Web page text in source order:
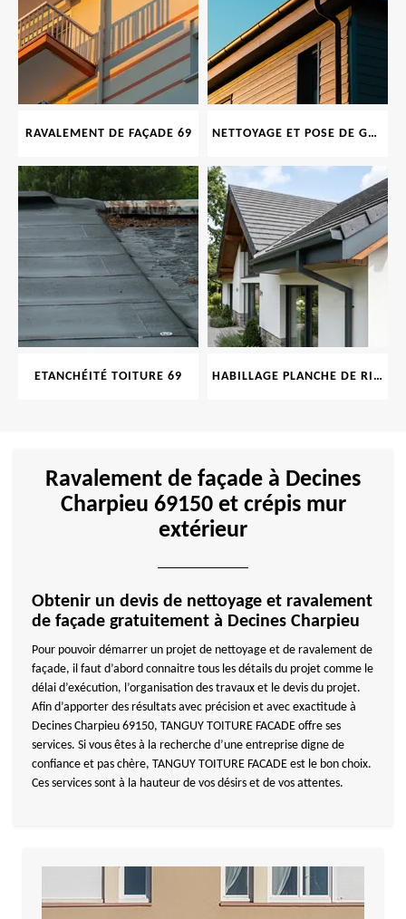
RAVALEMENT DE FAÇADE 69 NETTOYAGE ET POSE DE GOUTTIÈRE 69
ETANCHÉITÉ TOITURE 69 HABILLAGE PLANCHE DE RIVE 69
Ravalement de façade à Decines
Charpieu 69150 et crépis mur
extérieur
Obtenir un devis de nettoyage et ravalement
de façade gratuitement à Decines Charpieu
Pour pouvoir démarrer un projet de nettoyage et de ravalement de
façade, il faut d’abord connaitre tous les détails du projet comme le
délai d’exécution, l’organisation des travaux et le devis du projet.
Afin d’apporter des résultats avec précision et avec exactitude à
Decines Charpieu 69150, TANGUY TOITURE FACADE offre ses
services. Si vous êtes à la recherche d’une entreprise digne de
confiance et pas chère, TANGUY TOITURE FACADE est le bon choix.
Ces services sont à la hauteur de vos désirs et de vos attentes.